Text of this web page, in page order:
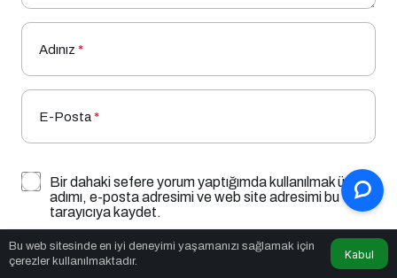
Adınız *
E-Posta*
Bir dahaki sefere yorum yaptığımda kullanılmak üzere
adımı, e-posta adresimi ve web site adresimi bu
tarayıcıya kaydet.
YORUM GÖNDER GIRIŞ YAP
Bu web sitesinde en iyi deneyimi yaşamanızı sağlamak için
çerezler kullanılmaktadır.
Kabul